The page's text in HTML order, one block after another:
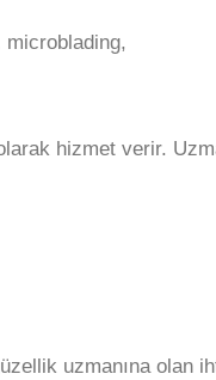
microblading,
hizmet verir.
uzmanına olan